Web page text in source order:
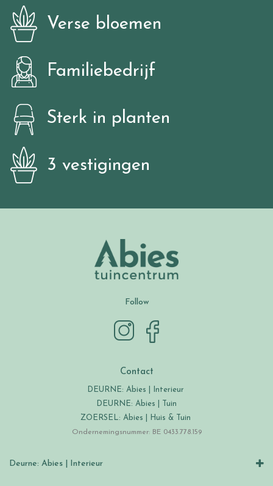
Verse bloemen
Familiebedrijf
Sterk in planten
3 vestigingen
Follow
Contact
DEURNE: Abies | Interieur
DEURNE: Abies | Tuin
ZOERSEL: Abies | Huis & Tuin
Ondernemingsnummer: BE 0433.778.159
Deurne: Abies | Interieur